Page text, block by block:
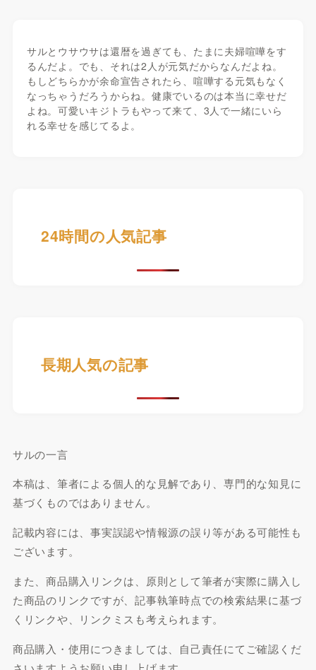
サルとウサウサは還暦を過ぎても、たまに夫婦喧嘩をす
るんだよ。でも、それは2人が元気だからなんだよね。
もしどちらかが余命宣告されたら、喧嘩する元気もなく
なっちゃうだろうからね。健康でいるのは本当に幸せだ
よね。可愛いキジトラもやって来て、3人で一緒にいら
れる幸せを感じてるよ。
24時間の人気記事
長期人気の記事
サルの一言
本稿は、筆者による個人的な見解であり、専門的な知見に
基づくものではありません。
記載内容には、事実誤認や情報源の誤り等がある可能性も
ございます。
また、商品購入リンクは、原則として筆者が実際に購入し
た商品のリンクですが、記事執筆時点での検索結果に基づ
くリンクや、リンクミスも考えられます。
商品購入・使用につきましては、自己責任にてご確認くだ